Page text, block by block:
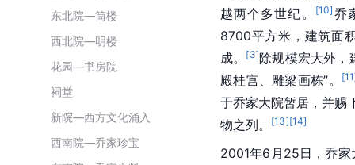
东北院—筒楼
西北院—明楼
花园—书房院
祠堂
新院—西方文化涌入
西南院—乔家珍宝
越两个多世纪。
[10] 乔
8700平方米，建筑面
成。
[3]除规模宏大外，
殿桂宫、雕梁画栋”。
[11
于乔家大院暂居，并赐
物之列。
[13][14]
2001年6月25日，乔家